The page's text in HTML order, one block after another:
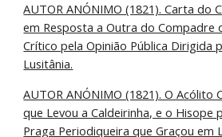
AUTOR ANÓNIMO (1821). Carta do
em Resposta a Outra do Compadre
Crítico pela Opinião Pública Dirigida
Lusitânia.
AUTOR ANÓNIMO (1821). O Acólito
que Levou a Caldeirinha, e o Hisope
Praga Periodiqueira que Graçou em